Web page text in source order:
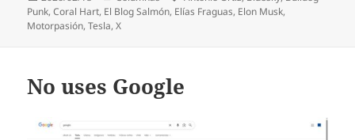
el
Punk,Coral Hart, El Blog Salmón, Elías Fraguas, Elon Musk,
Motorpasión,Tesla,X
No uses Google